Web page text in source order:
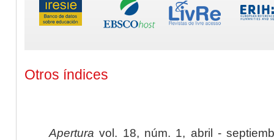
Otros índices
Apertura vol. 18, núm. 1, abril -